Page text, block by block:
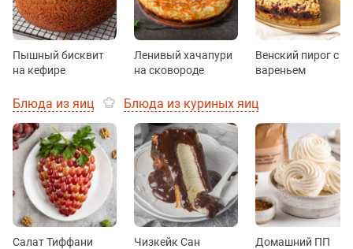
Пышный бисквит
на кефире
Ленивый хачапури
на сковороде
Венский пирог с
вареньем
Блюда из яиц Блюда из куриных яиц
Салат Тиффани
Чизкейк Сан
Домашний ПП